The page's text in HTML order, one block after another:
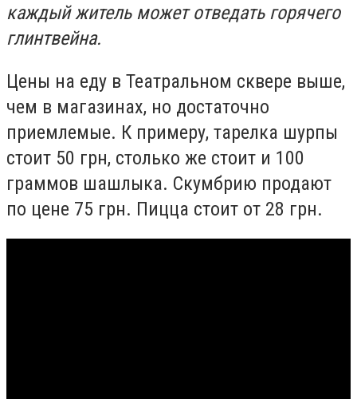
каждый житель может отведать горячего
глинтвейна.
Цены на еду в Театральном сквере выше,
чем в магазинах, но достаточно
приемлемые. К примеру, тарелка шурпы
стоит 50 грн, столько же стоит и 100
граммов шашлыка. Скумбрию продают
по цене 75 грн. Пицца стоит от 28 грн.